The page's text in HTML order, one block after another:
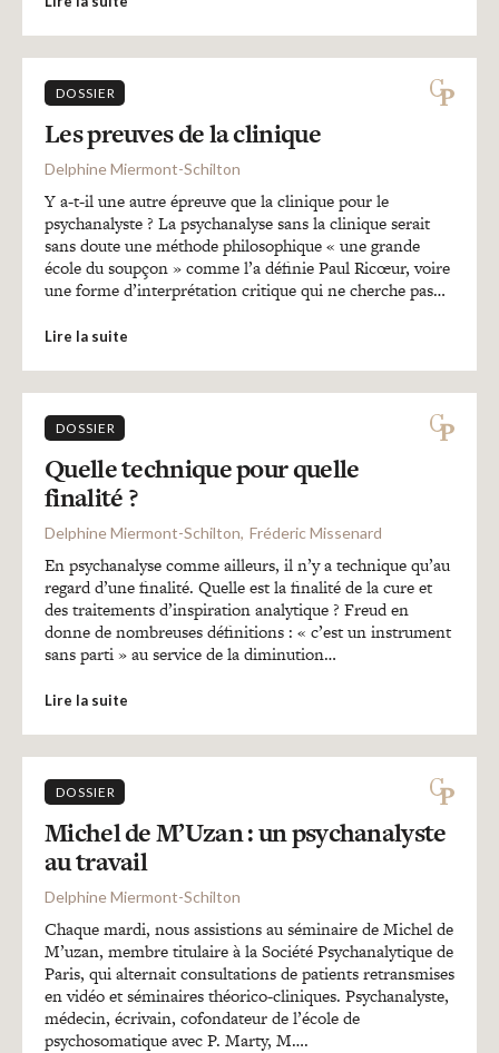
DOSSIER
Les preuves de la clinique
Delphine Miermont-Schilton
Y a-t-il une autre épreuve que la clinique pour le
psychanalyste ? La psychanalyse sans la clinique serait
sans doute une méthode philosophique « une grande
école du soupçon » comme l’a définie Paul Ricœur, voire
une forme d’interprétation critique qui ne cherche pas…
Lire la suite
DOSSIER
Quelle technique pour quelle
finalité ?
Delphine Miermont-Schilton Fréderic Missenard
En psychanalyse comme ailleurs, il n’y a technique qu’au
regard d’une finalité. Quelle est la finalité de la cure et
des traitements d’inspiration analytique ? Freud en
donne de nombreuses définitions : « c’est un instrument
sans parti » au service de la diminution…
Lire la suite
DOSSIER
Michel de M’Uzan : un psychanalyste
au travail
Delphine Miermont-Schilton
Chaque mardi, nous assistions au séminaire de Michel de
M’uzan, membre titulaire à la Société Psychanalytique de
Paris, qui alternait consultations de patients retransmises
en vidéo et séminaires théorico-cliniques. Psychanalyste,
médecin, écrivain, cofondateur de l’école de
psychosomatique avec P. Marty, M….